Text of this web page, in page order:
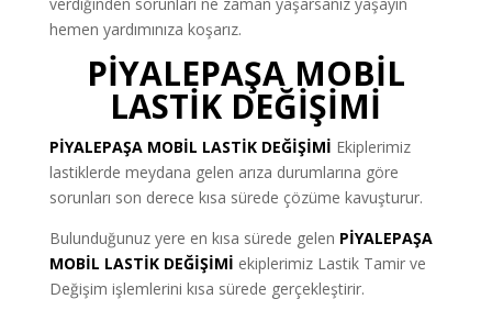
hemen yardımınıza koşarız.
PİYALEPAŞA MOBİL
LASTİK DEĞİŞİMİ
PİYALEPAŞA MOBİL LASTİK DEĞİŞİMİ Ekiplerimiz
lastiklerde meydana gelen arıza durumlarına göre
sorunları son derece kısa sürede çözüme kavuşturur.
Bulunduğunuz yere en kısa sürede gelen PİYALEPAŞA
MOBİL LASTİK DEĞİŞİMİ ekiplerimiz Lastik Tamir ve
Değişim işlemlerini kısa sürede gerçekleştirir.